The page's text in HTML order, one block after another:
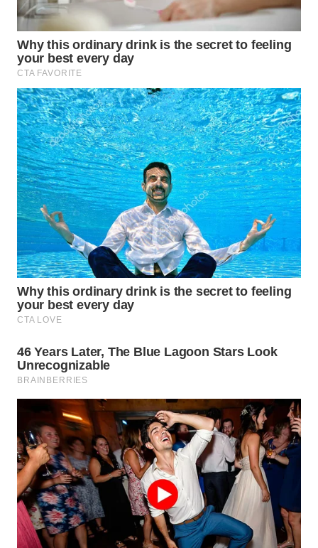
SELATAN
WN
TANJUNG
LESUNG
WN
KARO
WN
SIMALUNGUN
WN
LABUHANBATU
WN
TAPANULI
TENGAH
SERDANG
TEBING
TINGGI
WN
PAKPAK
WN
KARAWANG